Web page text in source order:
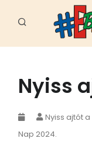
FŐOLDAL
CELEB
Nyiss
Nyiss ajtót a
Nap 2024.